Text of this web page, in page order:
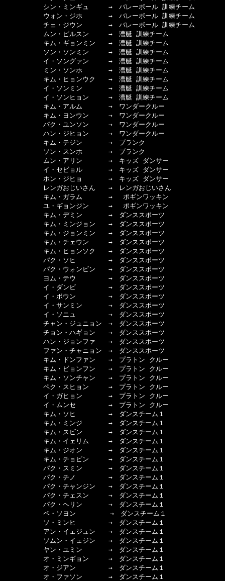
シン・ミンギュ　　　→　バレーボール 訓練チーム
ウォン・ジホ　　　　→　バレーボール 訓練チーム
チェ・ジウン　　　　→　バレーボール 訓練チーム
ムン・ピルスン　　　→　漕艇 訓練チーム
キム・ギョンミン　　→　漕艇 訓練チーム
ソン・ソンミン　　　→　漕艇 訓練チーム
イ・ソングァン　　　→　漕艇 訓練チーム
ミン・ソンホ　　　　→　漕艇 訓練チーム
キム・ヒョンウク　　→　漕艇 訓練チーム
イ・ソンミン　　　　→　漕艇 訓練チーム
イ・ソンヒョン　　　→　漕艇 訓練チーム
キム・アルム　　　　→　ワンダークルー
キム・ヨンウン　　　→　ワンダークルー
パク・ユンソン　　　→　ワンダークルー
ハン・ジヒョン　　　→　ワンダークルー
キム・テジン　　　　→　ブランク
ソン・スンホ　　　　→　ブランク
ムン・アリン　　　　→　キッズ ダンサー
イ・セビョル　　　　→　キッズ ダンサー
ホン・ジヒョ　　　　→　キッズ ダンサー
レンガおじいさん　　→　レンガおじいさん
キム・ガラム　　　　→　 ポギンワッキン
ユ・ギョンジン　　　→　 ポギンワッキン
キム・デミン　　　　→　ダンススポーツ
キム・ミンジョン　　→　ダンススポーツ
キム・ジョンミン　　→　ダンススポーツ
キム・チェウン　　　→　ダンススポーツ
キム・ヒョンソク　　→　ダンススポーツ
パク・ソヒ　　　　　→　ダンススポーツ
パク・ウォンビン　　→　ダンススポーツ
ヨム・テウ　　　　　→　ダンススポーツ
イ・ダンビ　　　　　→　ダンススポーツ
イ・ボウン　　　　　→　ダンススポーツ
イ・サンミン　　　　→　ダンススポーツ
イ・ソニュ　　　　　→　ダンススポーツ
チャン・ジュニョン　→　ダンススポーツ
チョン・ハギョン　　→　ダンススポーツ
ハン・ジョンファ　　→　ダンススポーツ
ファン・チャニョン　→　ダンススポーツ
キム・ドンファン　　→　プラトン クルー
キム・ビョンフン　　→　プラトン クルー
キム・ソンチャン　　→　プラトン クルー
ペク・スヒョン　　　→　プラトン クルー
イ・ガヒョン　　　　→　プラトン クルー
イ・ムンセ　　　　　→　プラトン クルー
キム・ソヒ　　　　　→　ダンスチーム１
キム・ミンジ　　　　→　ダンスチーム１
キム・スビン　　　　→　ダンスチーム１
キム・イェリム　　　→　ダンスチーム１
キム・ジオン　　　　→　ダンスチーム１
キム・チョビン　　　→　ダンスチーム１
パク・スミン　　　　→　ダンスチーム１
パク・チノ　　　　　→　ダンスチーム１
パク・チャンジン　　→　ダンスチーム１
パク・チェスン　　　→　ダンスチーム１
パク・ヘリン　　　　→　ダンスチーム１
ペ・ソヨン  　　　　→　ダンスチーム１
ソ・ミンヒ　　　　　→　ダンスチーム１
アン・イェジュン　　→　ダンスチーム１
ソムン・イェジン　　→　ダンスチーム１
ヤン・ユミン　　　　→　ダンスチーム１
オ・ミンギョン　　　→　ダンスチーム１
オ・ジアン　　　　　→　ダンスチーム１
オ・ファソン　　　　→　ダンスチーム１